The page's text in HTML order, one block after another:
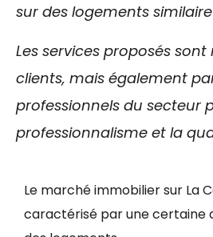
sur des logements
Les services proposés
clients, mais également
professionnels du secteur
professionnalisme et la
Le marché immobilier sur La
caractérisé par une certaine